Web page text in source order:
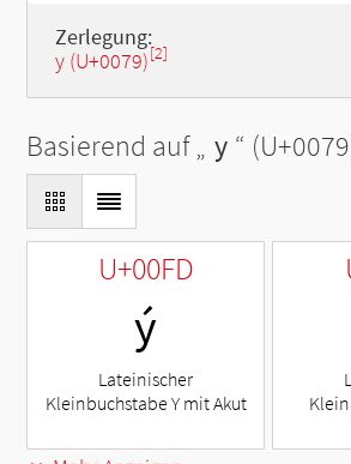
Zerlegung:
y (U+0079)[2]
Basierend auf „ y “
U+00FD
ý
Lateinischer
Kleinbuchstabe Y mit Akut